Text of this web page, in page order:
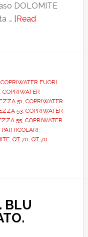
DOLOMITE
… [Read
COPRIWATER FUORI
COPRIWATER
51, COPRIWATER
53, COPRIWATER
55, COPRIWATER
,
, QT 70, QT 70
BLU